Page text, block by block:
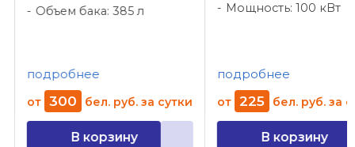
Объем бака: 385 л
подробнее
от 300 бел. руб. за сутки
В корзину
Мощность: 100 кВт
подробнее
от 225 бел. руб. за
В корзину